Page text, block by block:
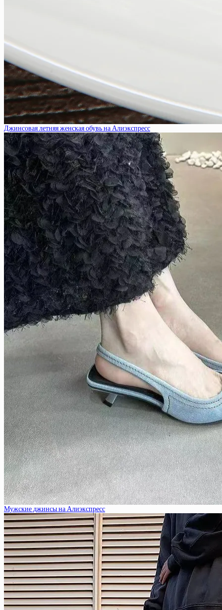
Джинсовая летняя женская обувь на Алиэкспресс
Мужские джинсы на Алиэкспресс